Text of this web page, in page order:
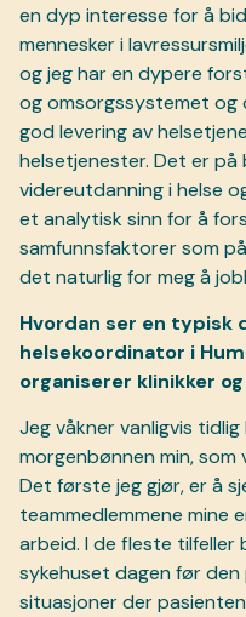
en dyp interesse for å
mennesker i
og jeg har en dypere
og omsorgssystemet og
god levering av
helsetjenester. Det er
videreutdanning i helse
et analytisk sinn for å
samfunnsfaktorer som
det naturlig for meg å
Hvordan ser en typisk
helsekoordinator i
organiserer klinikker
Jeg våkner vanligvis
morgenbønnen min,
Det første jeg gjør, er å
teammedlemmene mine
arbeid. I de fleste
sykehuset dagen før
situasjoner der